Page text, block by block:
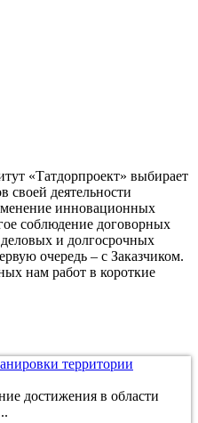
«Татдорпроект» выбирает
своей деятельности
инновационных
соблюдение договорных
и долгосрочных
очередь – с Заказчиком.
нам работ в короткие
территории
достижения в области